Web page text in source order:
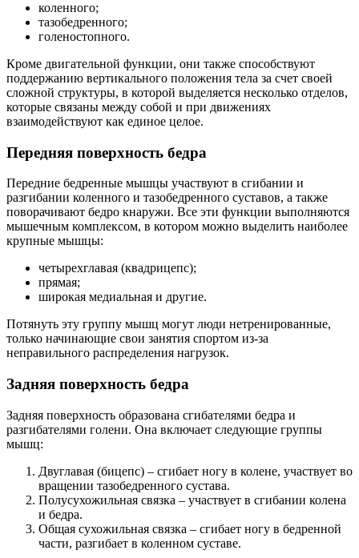
коленного;
тазобедренного;
голеностопного.
Кроме двигательной функции, они также способствуют
поддержанию вертикального положения тела за счет своей
сложной структуры, в которой выделяется несколько отделов,
которые связаны между собой и при движениях
взаимодействуют как единое целое.
Передняя поверхность бедра
Передние бедренные мышцы участвуют в сгибании и
разгибании коленного и тазобедренного суставов, а также
поворачивают бедро кнаружи. Все эти функции выполняются
мышечным комплексом, в котором можно выделить наиболее
крупные мышцы:
четырехглавая (квадрицепс);
прямая;
широкая медиальная и другие.
Потянуть эту группу мышц могут люди нетренированные,
только начинающие свои занятия спортом из-за
неправильного распределения нагрузок.
Задняя поверхность бедра
Задняя поверхность образована сгибателями бедра и
разгибателями голени. Она включает следующие группы
мышц:
Двуглавая (бицепс) – сгибает ногу в колене, участвует во
вращении тазобедренного сустава.
Полусухожильная связка – участвует в сгибании колена
и бедра.
Общая сухожильная связка – сгибает ногу в бедренной
части, разгибает в коленном суставе.